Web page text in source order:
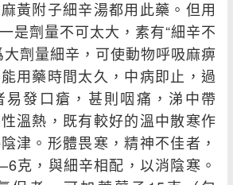
黃附子細辛湯都用此藥。但用
是劑量不可太大，素有“細辛不
大劑量細辛，可使動物呼吸麻痹
用藥時間太久，中病即止，過
易發口瘡，甚則咽痛，涕中帶
溫熱，既有較好的溫中散寒作
津。形體畏寒，精神不佳者，
克，與細辛相配，以消陰寒。